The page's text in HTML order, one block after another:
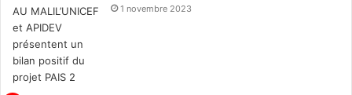
1 novembre 2023